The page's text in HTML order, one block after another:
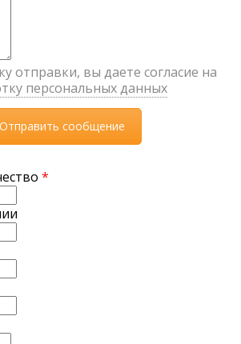
отправки, вы даете согласие на
персональных данных
*